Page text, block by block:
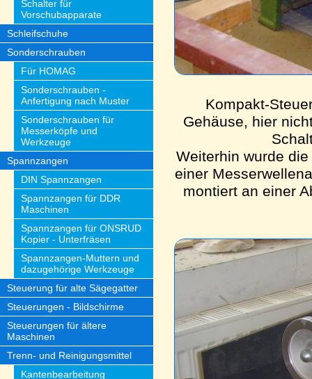
Schalter für
Vorschubapparate
Schleifschuhe
Sonderschrauben
Für HOMAG
Sonderschrauben -
Anfertigung nach Muster
Sonderschrauben für
Messerköpfe und
Werkzeuge
Spannzangen
DIN Spannzangen
Spannzangen für DDR
Maschinen
Spannzangen für ONSRUD
Kopier - Unterfräsen
Spannzangen-Muttern und
dazugehörige Werkzeuge
Steuerung für alte Sägegatter
Steuerungen - Bildschirme
Steuerungen für ältere
Maschinen
Trenn- und Reinigungsmittel
Kantenbearbeitung
Kompakt-
Gehäuse, hier
Weiterhin wurde
einer
montiert an einer